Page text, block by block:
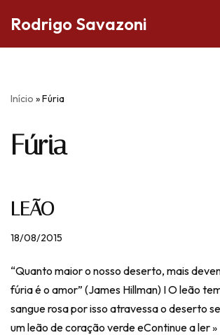
conteúdo
Rodrigo Savazoni
Início »Fúria
Fúria
LEÃO
18/08/2015
“Quanto maior o nosso deserto, mais
fúria é o amor” (James Hillman) I O leão
sangue rosa por isso atravessa o deserto
um leão de coração verde eContinue a ler »